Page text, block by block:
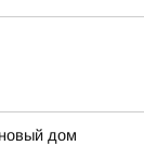
дом